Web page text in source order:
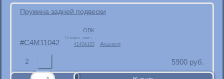
Пружина задней подвески
C4M11042
OBK
Совместим с
4140A103
Аналоги
2 5900 руб.